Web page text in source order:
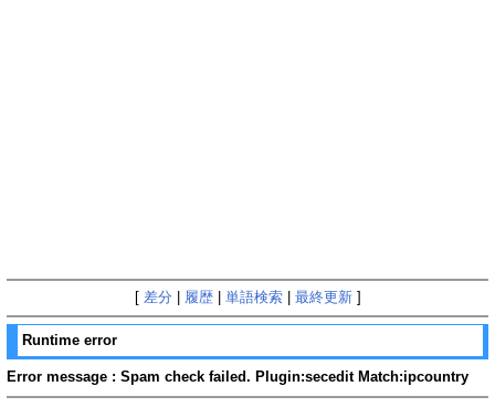
[ 差分 履歴| 単語検索| 最終更新]
Runtime error
Error message : Spam check failed. Plugin:secedit Match:ipcountry